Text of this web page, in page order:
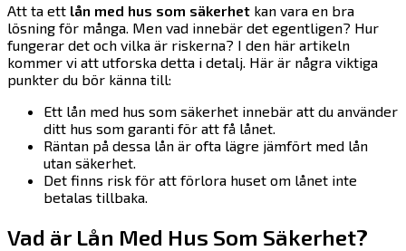
Att ta ett lån med hus som säkerhet kan vara en bra
lösning för många. Men vad innebär det egentligen? Hur
fungerar det och vilka är riskerna? I den här artikeln
kommer vi att utforska detta i detalj. Här är några viktiga
punkter du bör känna till:
Ett lån med hus som säkerhet innebär att du använder
ditt hus som garanti för att få lånet.
Räntan på dessa lån är ofta lägre jämfört med lån
utan säkerhet.
Det finns risk för att förlora huset om lånet inte
betalas tillbaka.
Vad är Lån Med Hus Som Säkerhet?